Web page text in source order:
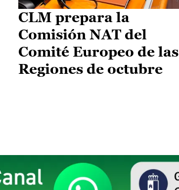
CLM prepara la
Comisión NAT del
Comité Europeo de las
Regiones de octubre